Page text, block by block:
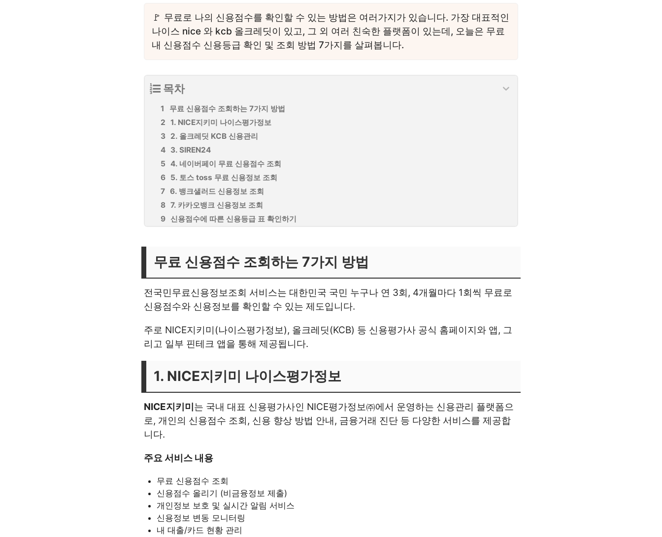
무료로 나의 신용점수를 확인할 수 있는 방법은 여러가지가 있습니다. 가장 대표적인
나이스 nice 와 kcb 올크레딧이 있고, 그 외 여러 친숙한 플랫폼이 있는데, 오늘은 무료
내 신용점수 신용등급 확인 및 조회 방법 7가지를 살펴봅니다.
목차
무료 신용점수 조회하는 7가지 방법
1. NICE지키미 나이스평가정보
2. 올크레딧 KCB 신용관리
3. SIREN24
4. 네이버페이 무료 신용점수 조회
5. 토스 toss 무료 신용정보 조회
6. 뱅크샐러드 신용정보 조회
7. 카카오뱅크 신용정보 조회
신용점수에 따른 신용등급 표 확인하기
무료 신용점수 조회하는 7가지 방법
전국민무료신용정보조회 서비스는 대한민국 국민 누구나 연 3회, 4개월마다 1회씩 무료로
신용점수와 신용정보를 확인할 수 있는 제도입니다.
주로 NICE지키미(나이스평가정보), 올크레딧(KCB) 등 신용평가사 공식 홈페이지와 앱, 그
리고 일부 핀테크 앱을 통해 제공됩니다.
1. NICE지키미 나이스평가정보
NICE지키미 는 국내 대표 신용평가사인 NICE평가정보㈜에서 운영하는 신용관리 플랫폼으
로, 개인의 신용점수 조회, 신용 향상 방법 안내, 금융거래 진단 등 다양한 서비스를 제공합
니다.
주요 서비스 내용
무료 신용점수 조회
신용점수 올리기 (비금융정보 제출)
개인정보 보호 및 실시간 알림 서비스
신용정보 변동 모니터링
내 대출/카드 현황 관리